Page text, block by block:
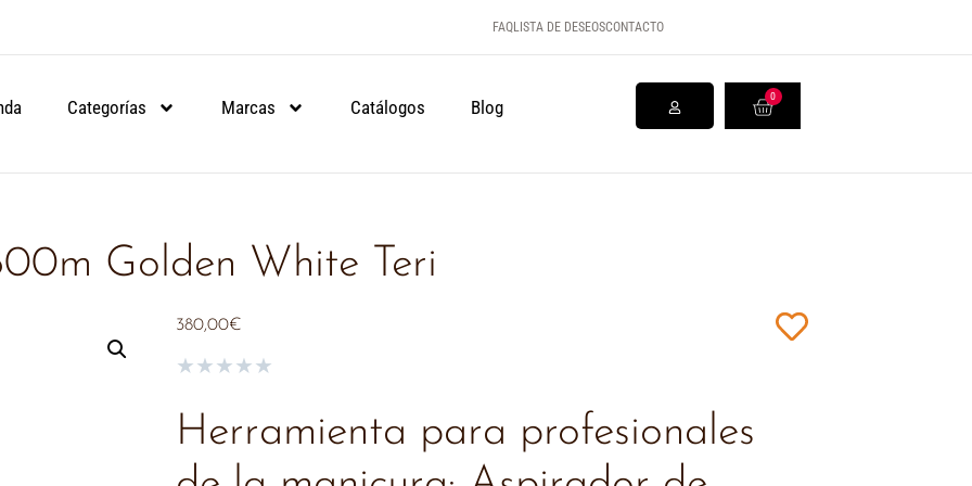
DE 90€.
DE 90€.
DE 90€.
FAQLISTA DE DESEOSCONTACTO
Categorías Marcas Catálogos Blog
0
Golden White Teri
380,00€
★★★★★
Herramienta para profesionales